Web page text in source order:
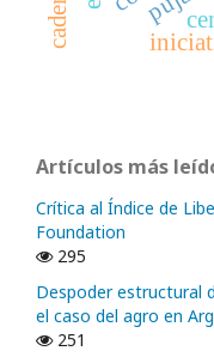
Artículos más
Crítica al Índice de
Foundation
295
Despoder estructural
el caso del agro en
251